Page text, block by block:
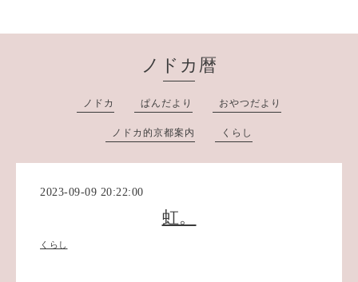
ノドカ暦
ノドカ ぱんだより おやつだより
ノドカ的京都案内 くらし
2023-09-09 20:22:00
虹。
くらし